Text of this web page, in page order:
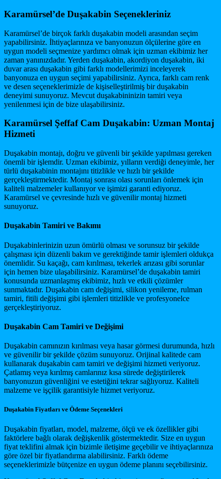
Karamürsel’de Duşakabin Seçenekleriniz
Karamürsel’de birçok farklı duşakabin modeli arasından seçim
yapabilirsiniz. İhtiyaçlarınıza ve banyonuzun ölçülerine göre en
uygun modeli seçmenize yardımcı olmak için uzman ekibimiz her
zaman yanınızdadır. Yerden duşakabin, akordiyon duşakabin, iki
duvar arası duşakabin gibi farklı modellerimizi inceleyerek
banyonuza en uygun seçimi yapabilirsiniz. Ayrıca, farklı cam renk
ve desen seçeneklerimizle de kişiselleştirilmiş bir duşakabin
deneyimi sunuyoruz. Mevcut duşakabininizin tamiri veya
yenilenmesi için de bize ulaşabilirsiniz.
Karamürsel Şeffaf Cam Duşakabin: Uzman Montaj
Hizmeti
Duşakabin montajı, doğru ve güvenli bir şekilde yapılması gereken
önemli bir işlemdir. Uzman ekibimiz, yılların verdiği deneyimle, her
türlü duşakabinin montajını titizlikle ve hızlı bir şekilde
gerçekleştirmektedir. Montaj sonrası olası sorunları önlemek için
kaliteli malzemeler kullanıyor ve işimizi garanti ediyoruz.
Karamürsel ve çevresinde hızlı ve güvenilir montaj hizmeti
sunuyoruz.
Duşakabin Tamiri ve Bakımı
Duşakabinlerinizin uzun ömürlü olması ve sorunsuz bir şekilde
çalışması için düzenli bakım ve gerektiğinde tamir işlemleri oldukça
önemlidir. Su kaçağı, cam kırılması, tekerlek arızası gibi sorunlar
için hemen bize ulaşabilirsiniz. Karamürsel’de duşakabin tamiri
konusunda uzmanlaşmış ekibimiz, hızlı ve etkili çözümler
sunmaktadır. Duşakabin cam değişimi, silikon yenileme, rulman
tamiri, fitili değişimi gibi işlemleri titizlikle ve profesyonelce
gerçekleştiriyoruz.
Duşakabin Cam Tamiri ve Değişimi
Duşakabin camınızın kırılması veya hasar görmesi durumunda, hızlı
ve güvenilir bir şekilde çözüm sunuyoruz. Orijinal kalitede cam
kullanarak duşakabin cam tamiri ve değişimi hizmeti veriyoruz.
Çatlamış veya kırılmış camlarınız kısa sürede değiştirilerek
banyonuzun güvenliğini ve estetiğini tekrar sağlıyoruz. Kaliteli
malzeme ve işçilik garantisiyle hizmet veriyoruz.
Duşakabin Fiyatları ve Ödeme Seçenekleri
Duşakabin fiyatları, model, malzeme, ölçü ve ek özellikler gibi
faktörlere bağlı olarak değişkenlik göstermektedir. Size en uygun
fiyat teklifini almak için bizimle iletişime geçebilir ve ihtiyaçlarınıza
göre özel bir fiyatlandırma alabilirsiniz. Farklı ödeme
seçeneklerimizle bütçenize en uygun ödeme planını seçebilirsiniz.